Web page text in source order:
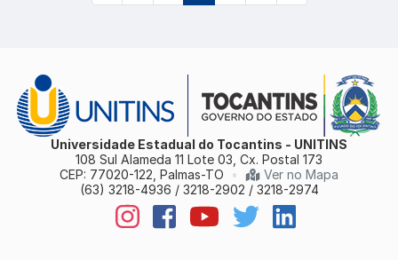
Universidade Estadual do Tocantins - UNITINS
108 Sul Alameda 11 Lote 03, Cx. Postal 173
CEP: 77020-122, Palmas-TO
•
Ver no Mapa
(63) 3218-4936 / 3218-2902 / 3218-2974